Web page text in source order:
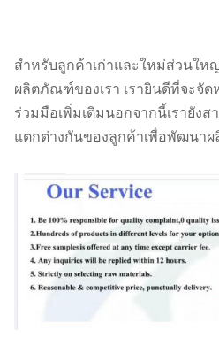
สำหรับลูกค้าเก่าและใหม่ส่วนใ
ผลิตภัณฑ์ของเรา เรายินดีที่จะจัด
ร่วมมือเพิ่มเติมนอกจากนี้เรายัง
แตกต่างกันของลูกค้าเพื่อพัฒนา